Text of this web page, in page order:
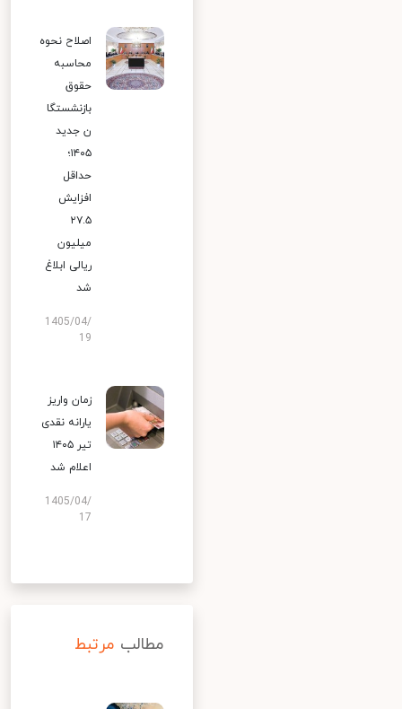
اصلاح نحوه
محاسبه
حقوق
بازنشستگا
ن جدید
۱۴۰۵؛
حداقل
افزایش
۲۷.۵
میلیون
ریالی ابلاغ
شد
1405/04/
19
زمان واریز
یارانه نقدی
تیر ۱۴۰۵
اعلام شد
1405/04/
17
مطالب مرتبط